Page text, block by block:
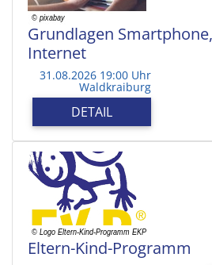
Grundlagen
Internet
31.08.2026 19:00 Uhr
Waldkraiburg
DETAIL
Eltern-Kind-Programm